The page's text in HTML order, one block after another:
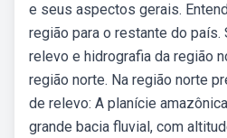
e seus aspectos gerais.
região para o restante do país.
relevo e hidrografia da região
região norte. Na região norte
de relevo: A planície
grande bacia fluvial, com